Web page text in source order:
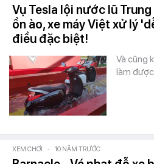
Vụ Tesla lội nước lũ
ồn ào, xe máy Việt xử lý
điều đặc biệt!
Và cũng
làm
XEM CHƠI - 10 NĂM TRƯỚC